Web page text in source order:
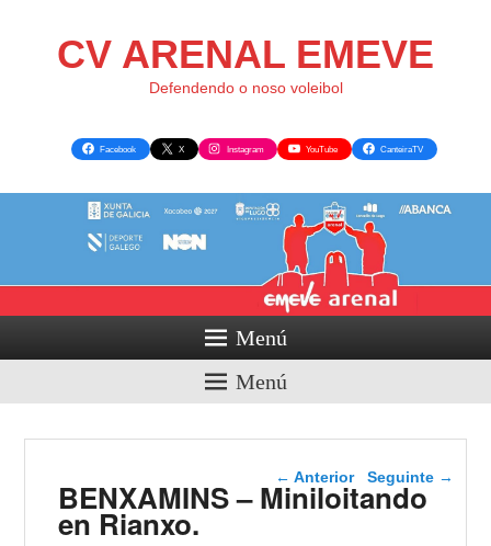
CV ARENAL EMEVE
Defendendo o noso voleibol
Facebook X Instagram YouTube CanteiraTV
Menú
Menú
Navegador de artigos
← Anterior Seguinte →
BENXAMINS – Miniloitando
en Rianxo.